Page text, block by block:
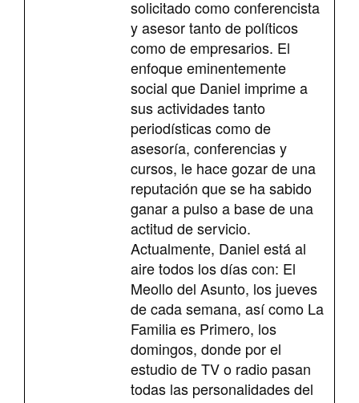
solicitado como conferencista
y asesor tanto de políticos
como de empresarios. El
enfoque eminentemente
social que Daniel imprime a
sus actividades tanto
periodísticas como de
asesoría, conferencias y
cursos, le hace gozar de una
reputación que se ha sabido
ganar a pulso a base de una
actitud de servicio.
Actualmente, Daniel está al
aire todos los días con: El
Meollo del Asunto, los jueves
de cada semana, así como La
Familia es Primero, los
domingos, donde por el
estudio de TV o radio pasan
todas las personalidades del